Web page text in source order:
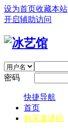
设为首页收藏本站
开启辅助访问
密码
快捷导航
首页
购买邀请码